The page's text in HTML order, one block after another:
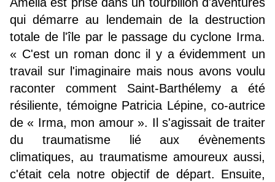
qui démarre au lendemain de la destruction
totale de l'île par le passage du cyclone Irma.
« C'est un roman donc il y a évidemment un
travail sur l'imaginaire mais nous avons voulu
raconter comment Saint-Barthélemy a été
résiliente, témoigne Patricia Lépine, co-autrice
de « Irma, mon amour ». Il s'agissait de traiter
du traumatisme lié aux évènements
climatiques, au traumatisme amoureux aussi,
c'était cela notre objectif de départ. Ensuite,